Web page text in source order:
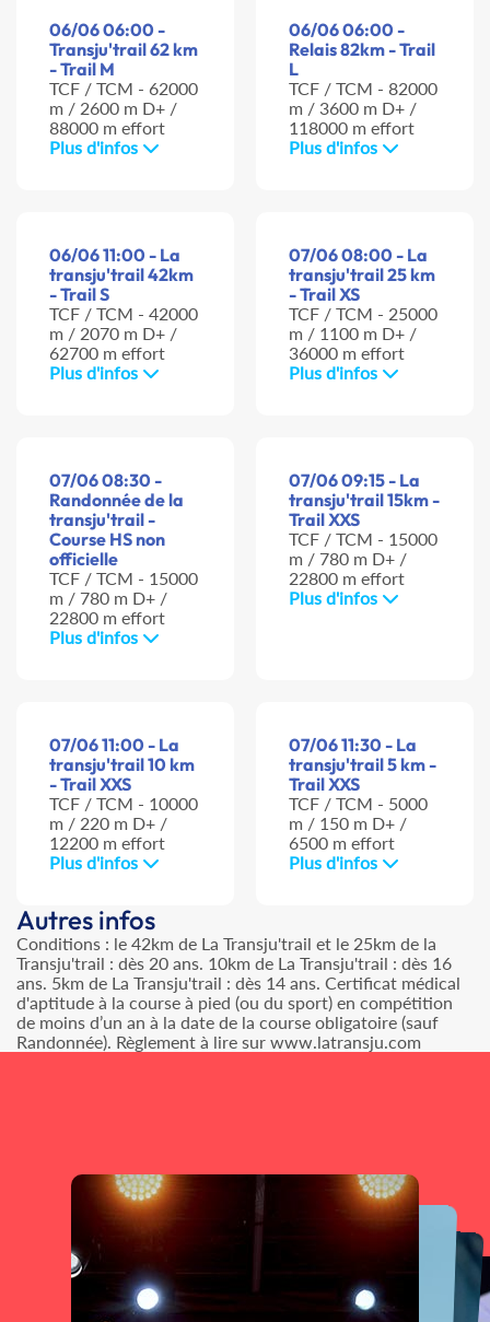
06/06 06:00 -
Transju'trail 62 km
- Trail M
TCF / TCM - 62000
m / 2600 m D+ /
88000 m effort
Plus d'infos
06/06 06:00 -
Relais 82km - Trail
L
TCF / TCM - 82000
m / 3600 m D+ /
118000 m effort
Plus d'infos
06/06 11:00 - La
transju'trail 42km
- Trail S
TCF / TCM - 42000
m / 2070 m D+ /
62700 m effort
Plus d'infos
07/06 08:00 - La
transju'trail 25 km
- Trail XS
TCF / TCM - 25000
m / 1100 m D+ /
36000 m effort
Plus d'infos
07/06 08:30 -
Randonnée de la
transju'trail -
Course HS non
officielle
TCF / TCM - 15000
m / 780 m D+ /
22800 m effort
Plus d'infos
07/06 09:15 - La
transju'trail 15km -
Trail XXS
TCF / TCM - 15000
m / 780 m D+ /
22800 m effort
Plus d'infos
07/06 11:00 - La
transju'trail 10 km
- Trail XXS
TCF / TCM - 10000
m / 220 m D+ /
12200 m effort
Plus d'infos
07/06 11:30 - La
transju'trail 5 km -
Trail XXS
TCF / TCM - 5000
m / 150 m D+ /
6500 m effort
Plus d'infos
Autres infos
Conditions : le 42km de La Transju'trail et le 25km de la
Transju'trail : dès 20 ans. 10km de La Transju'trail : dès 16
ans. 5km de La Transju'trail : dès 14 ans. Certificat médical
d'aptitude à la course à pied (ou du sport) en compétition
de moins d’un an à la date de la course obligatoire (sauf
Randonnée). Règlement à lire sur www.latransju.com